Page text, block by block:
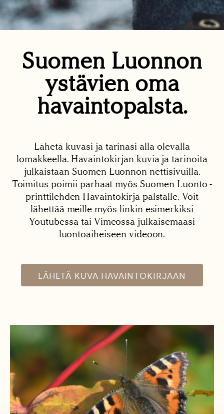
Suomen Luonnon
ystävien oma
havaintopalsta.
Lähetä kuvasi ja tarinasi alla olevalla
lomakkeella. Havaintokirjan kuvia ja tarinoita
julkaistaan Suomen Luonnon nettisivuilla.
Toimitus poimii parhaat myös Suomen Luonto -
printtilehden Havaintokirja-palstalle. Voit
lähettää meille myös linkin esimerkiksi
Youtubessa tai Vimeossa julkaisemaasi
luontoaiheiseen videoon.
LÄHETÄ KUVA HAVAINTOKIRJAAN